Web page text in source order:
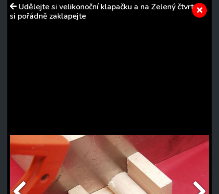
Udělejte si velikonoční klapačku a na Zelený čtvrtek
si pořádně zaklapejte